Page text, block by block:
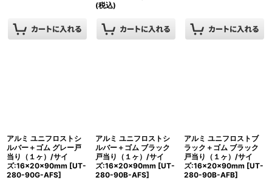
(税込)
アルミ ユニフロストシ
ルバー＋ゴム グレー戸
当り（１ヶ）/サイ
ズ:16×20×90mm [UT-
280-90G-AFS]
アルミ ユニフロストシ
ルバー＋ゴム ブラック
戸当り（１ヶ）/サイ
ズ:16×20×90mm [UT-
280-90B-AFS]
アルミ ユニフロストブ
ラック＋ゴム ブラック
戸当り（１ヶ）/サイ
ズ:16×20×90mm [UT-
280-90B-AFB]